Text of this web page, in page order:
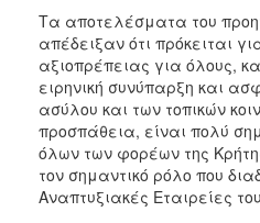
Τα αποτελέσματα του
απέδειξαν ότι πρόκειται
αξιοπρέπειας για όλους,
ειρηνική συνύπαρξη και
ασύλου και των τοπικών
προσπάθεια, είναι πολύ
όλων των φορέων της
τον σημαντικό ρόλο που
Αναπτυξιακές Εταιρείες